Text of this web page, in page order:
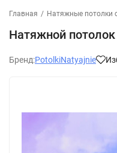
Главная / Натяжные потолки
Натяжной
Бренд:PotolkiNatyajnie